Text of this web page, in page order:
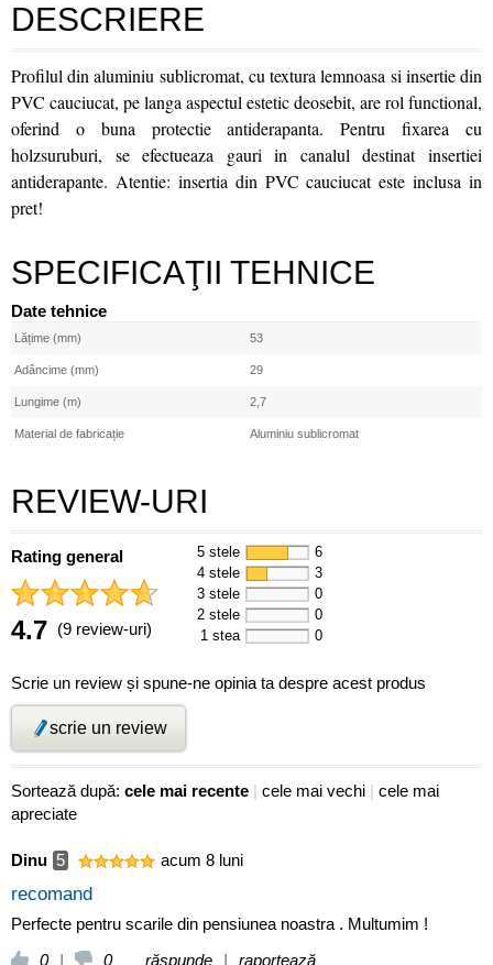
DESCRIERE
Profilul din aluminiu sublicromat, cu textura lemnoasa si insertie din
PVC cauciucat, pe langa aspectul estetic deosebit, are rol functional,
oferind o buna protectie antiderapanta. Pentru fixarea cu
holzsuruburi, se efectueaza gauri in canalul destinat insertiei
antiderapante. Atentie: insertia din PVC cauciucat este inclusa in
pret!
SPECIFICAŢII TEHNICE
Date tehnice
Lățime (mm) 53
Adâncime (mm) 29
Lungime (m) 2,7
Material de fabricație Aluminiu sublicromat
REVIEW-URI
Rating general
4.7 (9 review-uri)
5 stele
6
4 stele
3
3 stele
0
2 stele
0
1 stea
0
Scrie un review și spune-ne opinia ta despre acest produs
scrie un review
Sortează după: cele mai recente | cele mai vechi | cele mai
apreciate
Dinu 5 acum 8 luni
recomand
Perfecte pentru scarile din pensiunea noastra . Multumim !
0
| 0 răspunde | raportează